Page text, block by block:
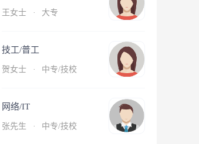
王女士 · 大专
技工/普工
贺女士 · 中专/技校
网络/IT
张先生 · 中专/技校